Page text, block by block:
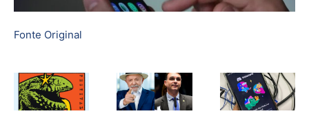
Fonte Original